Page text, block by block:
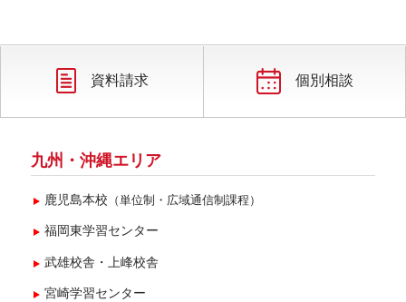
資料請求 個別相談
九州・沖縄エリア
鹿児島本校 （単位制・広域通信制課程）
福岡東学習センター
武雄校舎・上峰校舎
宮崎学習センター